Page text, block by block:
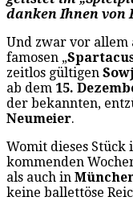
danken Ihnen von
Und zwar vor allem
famosen „
zeitlos gültigen
ab dem 15.
der bekannten,
Neumeier.
Womit dieses
kommenden
als auch in
keine ballettöse